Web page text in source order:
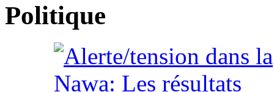
Politique